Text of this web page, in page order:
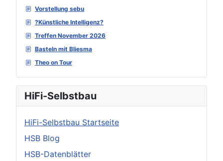
Vorstellung sebu
?Künstliche Intelligenz?
Treffen November 2026
Basteln mit Bliesma
Theo on Tour
HiFi-Selbstbau
HiFi-Selbstbau Startseite
HSB Blog
HSB-Datenblätter